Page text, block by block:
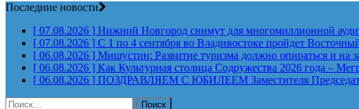
Последние новости
[ 07.08.2026 ] Нижний Новгород снимут для многомиллионной
[ 07.08.2026 ] С 1 по 4 сентября во Владивостоке пройдет
[ 06.08.2026 ] Мишустин: Развитие туризма должно опираться и на
[ 06.08.2026 ] Как Культурная столица Содружества 2026 года –
[ 06.08.2026 ] ПОЗДРАВЛЯЕМ С ЮБИЛЕЕМ Заместителя
Найти: